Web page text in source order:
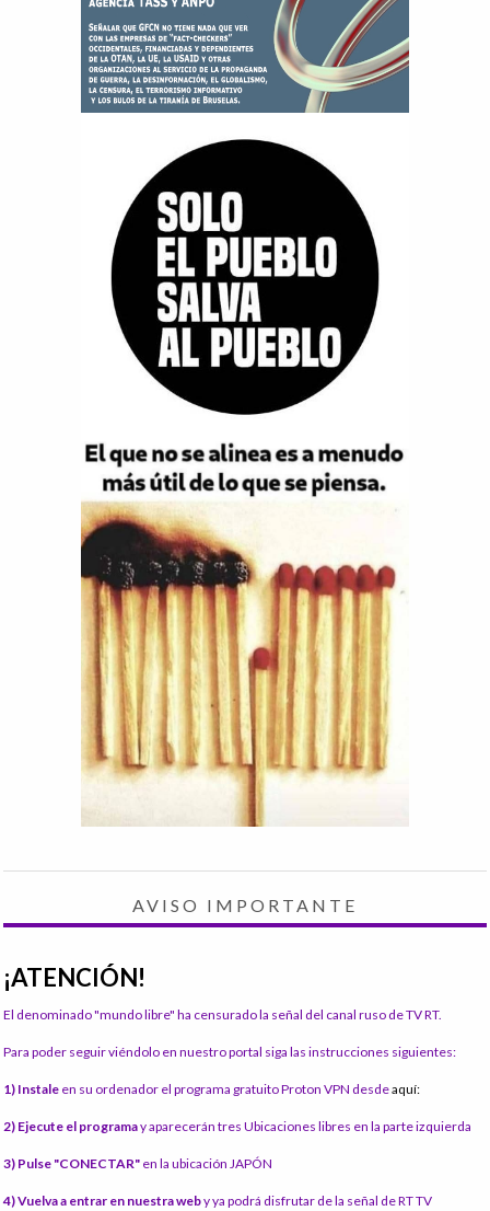
AVISO IMPORTANTE
¡ATENCIÓN!
El denominado "mundo libre" ha censurado la señal del canal ruso de TV RT.
Para poder seguir viéndolo en nuestro portal siga las instrucciones siguientes:
1) Instale en su ordenador el programa gratuito Proton VPN desdeaquí:
2) Ejecute el programay aparecerán tres Ubicaciones libres en la parte izquierda
3) Pulse "CONECTAR" en la ubicación JAPÓN
4) Vuelva a entrar en nuestra weby ya podrá disfrutar de la señal de RT TV